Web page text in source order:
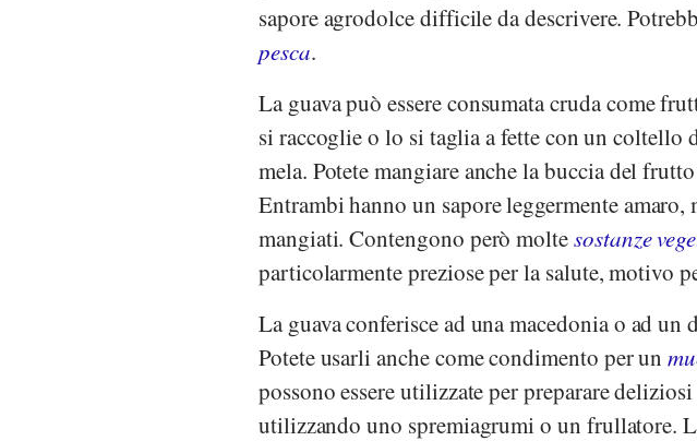
sapore agrodolce difficile da descrivere.
pesca.
La guava può essere consumata cruda come
si raccoglie o lo si taglia a fette con un coltello
mela. Potete mangiare anche la buccia del
Entrambi hanno un sapore leggermente
mangiati. Contengono però moltesostanze
particolarmente preziose per la salute, motivo
La guava conferisce ad una macedonia o ad un
Potete usarli anche come condimento per un
possono essere utilizzate per preparare
utilizzando uno spremiagrumi o un frullatore.